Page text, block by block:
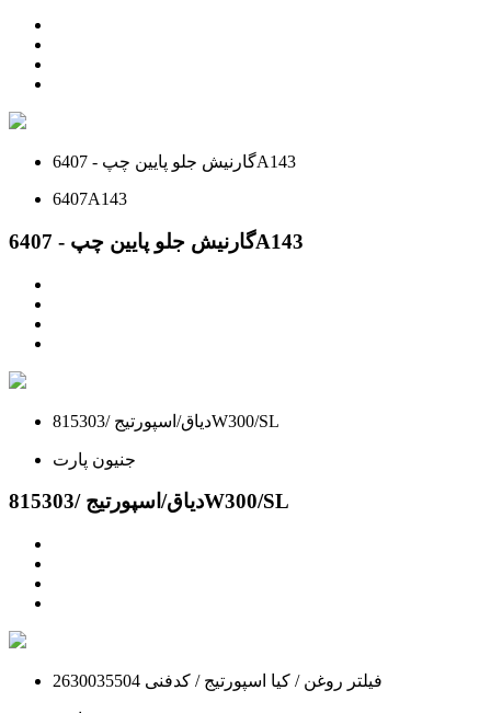
گارنيش جلو پايين چپ - 6407A143
6407A143
گارنيش جلو پايين چپ - 6407A143
دیاق/اسپورتیج /815303W300/SL
جنیون پارت
دیاق/اسپورتیج /815303W300/SL
فیلتر روغن / کیا اسپورتیج / کدفنی 2630035504